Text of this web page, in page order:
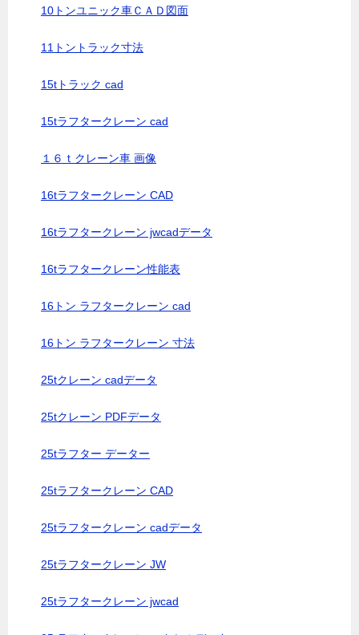
10トンユニック車ＣＡＤ図面
11トントラック寸法
15tトラック cad
15tラフタークレーン cad
１６ｔクレーン車 画像
16tラフタークレーン CAD
16tラフタークレーン jwcadデータ
16tラフタークレーン性能表
16トン ラフタークレーン cad
16トン ラフタークレーン 寸法
25tクレーン cadデータ
25tクレーン PDFデータ
25tラフター データー
25tラフタークレーン CAD
25tラフタークレーン cadデータ
25tラフタークレーン JW
25tラフタークレーン jwcad